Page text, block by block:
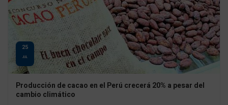
25
JUL
Producción de cacao en el Perú crecerá 20% a pesar del
cambio climático